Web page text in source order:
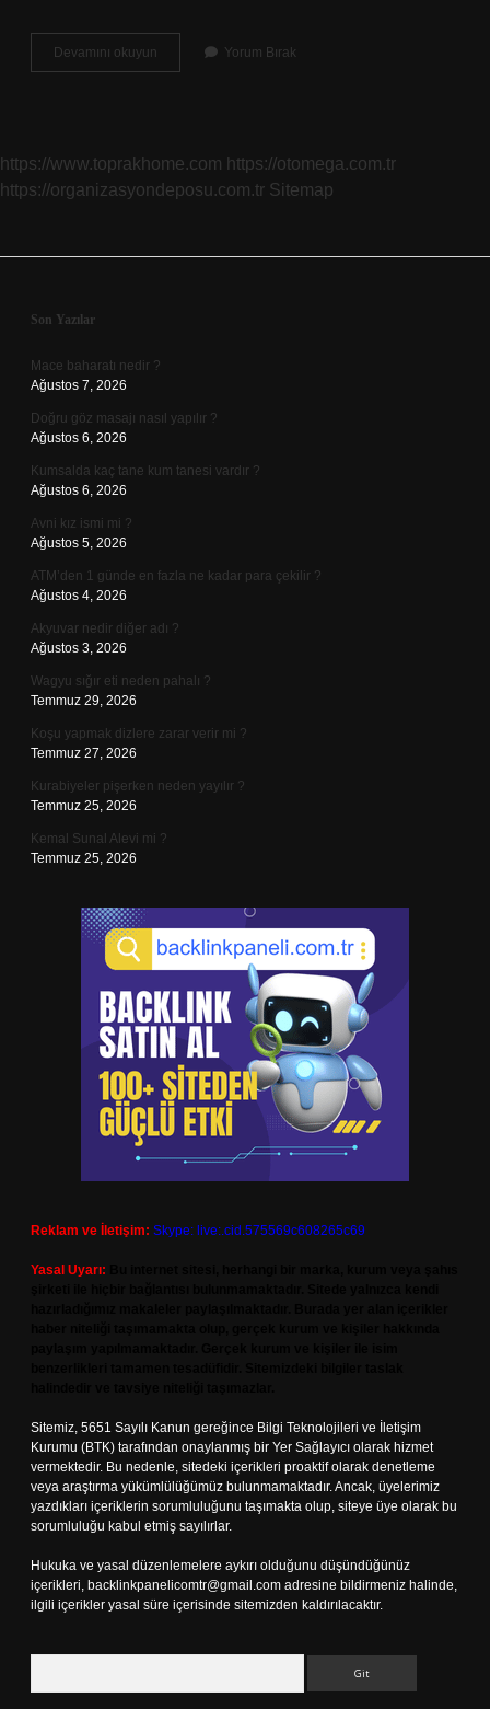
Devamını okuyun
Eski
Yorum Bırak
https://www.toprakhome.com https://otomega.com.tr
https://organizasyondeposu.com.tr Sitemap
Sidebar
Son Yazılar
Mace baharatı nedir ?
Ağustos 7, 2026
Doğru göz masajı nasıl yapılır ?
Ağustos 6, 2026
Kumsalda kaç tane kum tanesi vardır ?
Ağustos 6, 2026
Avni kız ismi mi ?
Ağustos 5, 2026
ATM’den 1 günde en fazla ne kadar para çekilir ?
Ağustos 4, 2026
Akyuvar nedir diğer adı ?
Ağustos 3, 2026
Wagyu sığır eti neden pahalı ?
Temmuz 29, 2026
Koşu yapmak dizlere zarar verir mi ?
Temmuz 27, 2026
Kurabiyeler pişerken neden yayılır ?
Temmuz 25, 2026
Kemal Sunal Alevi mi ?
Temmuz 25, 2026
Reklam ve İletişim: Skype: live:.cid.575569c608265c69
Yasal Uyarı:
Sitemiz, 5651 Sayılı Kanun gereğince Bilgi Teknolojileri ve İletişim
Kurumu (BTK) tarafından onaylanmış bir Yer Sağlayıcı olarak hizmet
vermektedir. Bu nedenle, sitedeki içerikleri proaktif olarak denetleme
veya araştırma yükümlülüğümüz bulunmamaktadır. Ancak, üyelerimiz
yazdıkları içeriklerin sorumluluğunu taşımakta olup, siteye üye olarak bu
sorumluluğu kabul etmiş sayılırlar.
Hukuka ve yasal düzenlemelere aykırı olduğunu düşündüğünüz
içerikleri, backlinkpanelicomtr@gmail.com adresine bildirmeniz halinde,
ilgili içerikler yasal süre içerisinde sitemizden kaldırılacaktır.